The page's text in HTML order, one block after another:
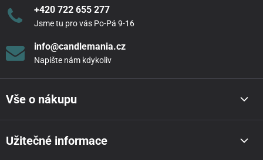
+420 722 655 277
Jsme tu pro vás Po-Pá 9-16
info@candlemania.cz
Napište nám kdykoliv
Vše o nákupu
Užitečné informace